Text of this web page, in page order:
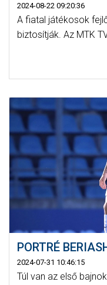
2024-08-22 09:20:36
A fiatal játékosok
biztosítják. Az MTK
PORTRÉ
2024-07-31 10:46:15
Túl van az első